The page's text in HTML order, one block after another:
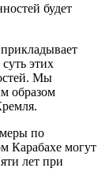
будет
этих
Мы
образом
по
Карабахе могут
лет при